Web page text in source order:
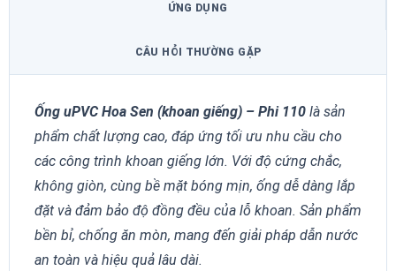
ỨNG DỤNG
CÂU HỎI THƯỜNG GẶP
Ống uPVC Hoa Sen (khoan giếng) – Phi 110là sản
phẩm chất lượng cao, đáp ứng tối ưu nhu cầu cho
các công trình khoan giếng lớn. Với độ cứng chắc,
không giòn, cùng bề mặt bóng mịn, ống dễ dàng lắp
đặt và đảm bảo độ đồng đều của lỗ khoan. Sản phẩm
bền bỉ, chống ăn mòn, mang đến giải pháp dẫn nước
an toàn và hiệu quả lâu dài.